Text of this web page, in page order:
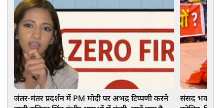
जंतर-मंतर प्रदर्शन में PM मोदी पर अभद्र टिप्पणी करने
संसद भवन